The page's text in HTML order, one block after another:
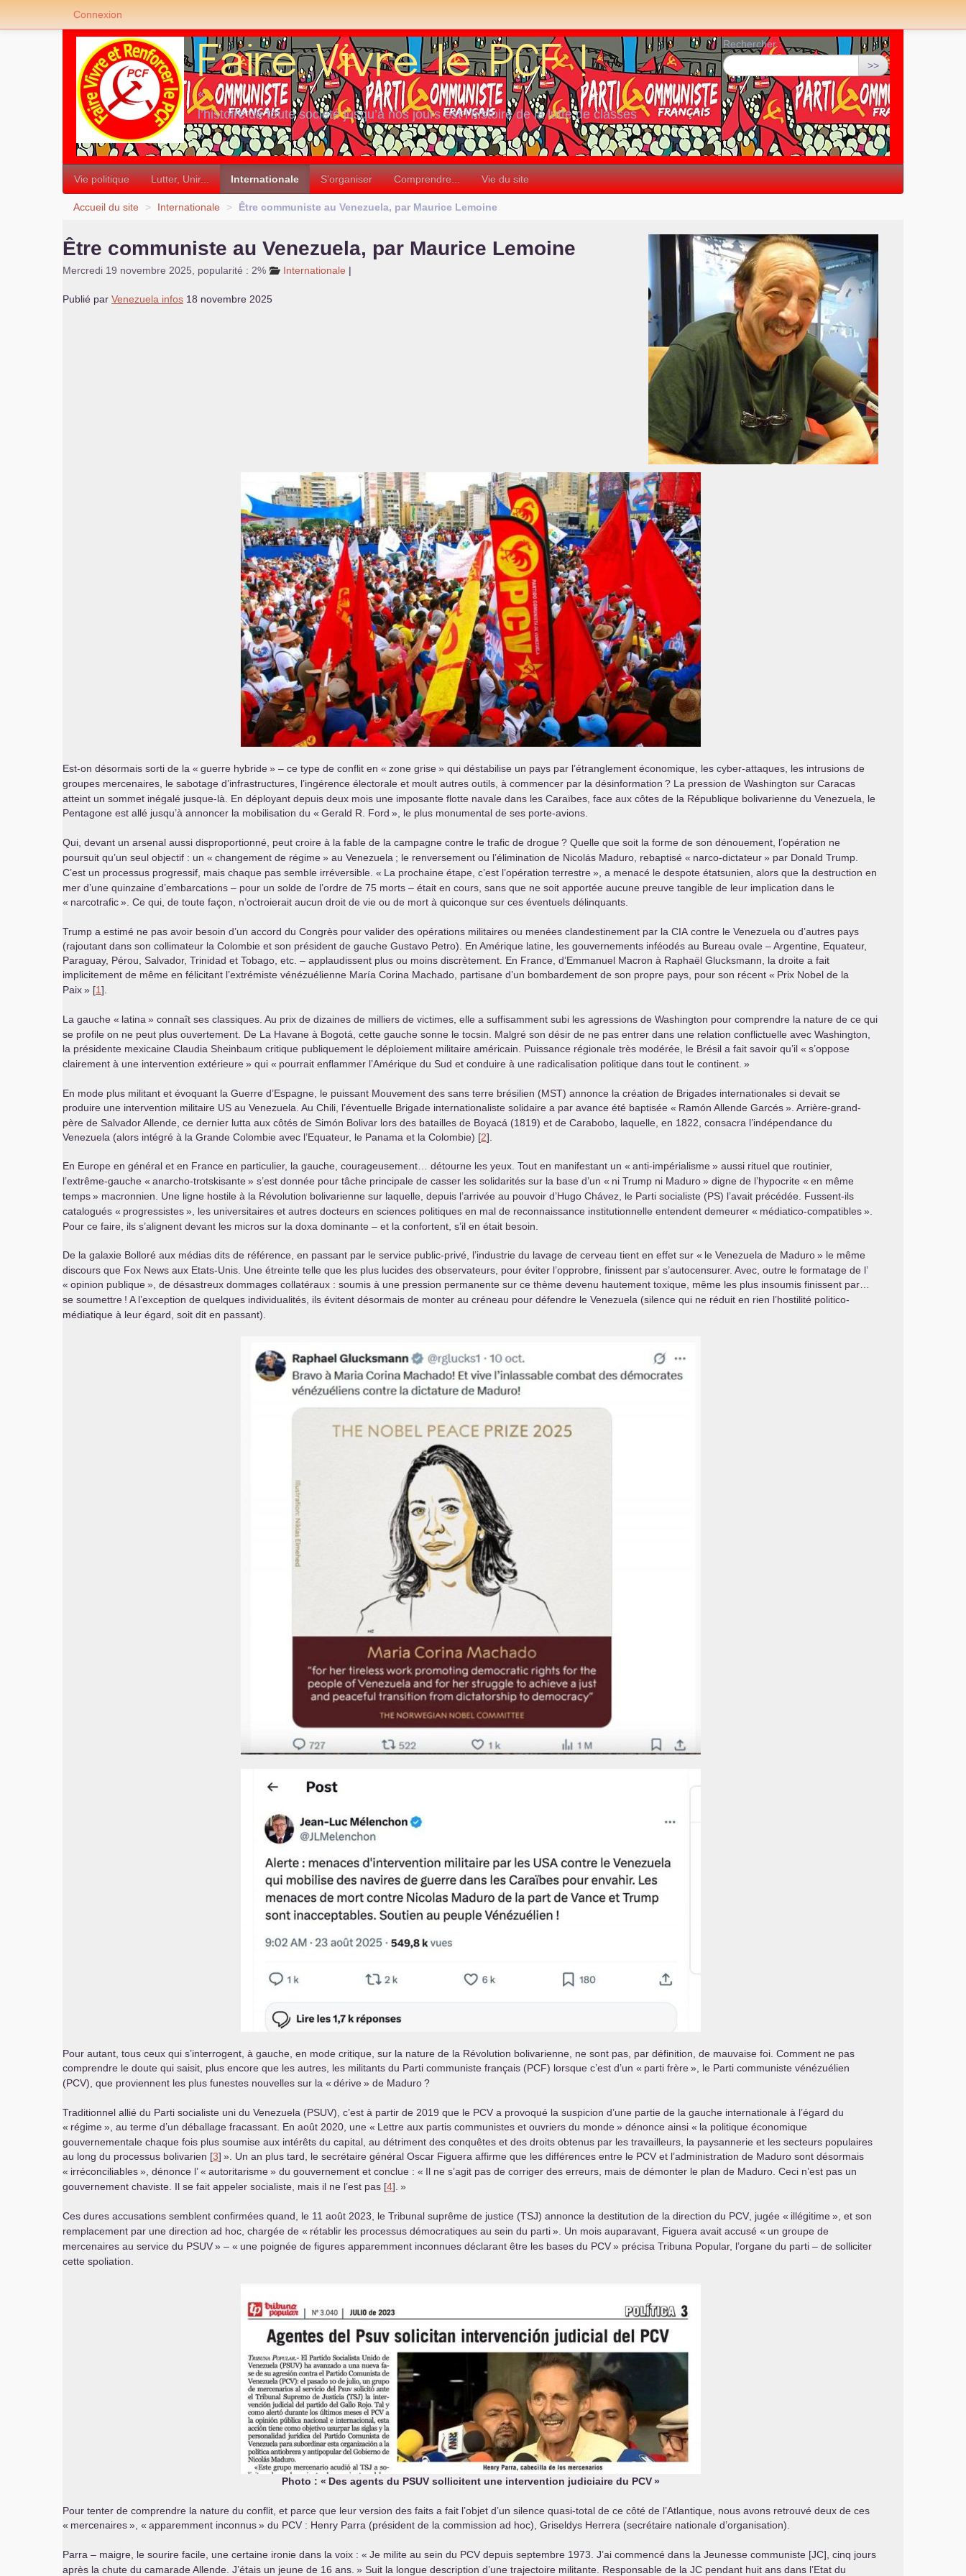
«
l’histoire de toute société jusqu’à nos jours est l’histoire de la lutte de classes
»
Rechercher :
>>
Vie politique Lutter, Unir... Internationale S’organiser Comprendre... Vie du site
Accueil du site > Internationale > Être communiste au Venezuela, par Maurice Lemoine
Être communiste au Venezuela, par Maurice Lemoine
Mercredi 19 novembre 2025 popularité : 2% Internationale |
Publié par Venezuela infos 18 novembre 2025
Est-on désormais sorti de la « guerre hybride» – ce type de conflit en « zone grise» qui déstabilise un pays par l’étranglement économique, les cyber-attaques, les intrusions de
groupes mercenaires, le sabotage d’infrastructures, l’ingérence électorale et moult autres outils, à commencer par la désinformation ? La pression de Washington sur Caracas
atteint un sommet inégalé jusque-là. En déployant depuis deux mois une imposante flotte navale dans les Caraïbes, face aux côtes de la République bolivarienne du Venezuela, le
Pentagone est allé jusqu’à annoncer la mobilisation du « Gerald R. Ford », le plus monumental de ses porte-avions.
Qui, devant un arsenal aussi disproportionné, peut croire à la fable de la campagne contre le trafic de drogue? Quelle que soit la forme de son dénouement, l’opération ne
poursuit qu’un seul objectif : un « changement de régime» au Venezuela ; le renversement ou l’élimination de Nicolás Maduro, rebaptisé « narco-dictateur» par Donald Trump.
C’est un processus progressif, mais chaque pas semble irréversible. « La prochaine étape, c’est l’opération terrestre», a menacé le despote étatsunien, alors que la destruction en
mer d’une quinzaine d’embarcations – pour un solde de l’ordre de 75 morts – était en cours, sans que ne soit apportée aucune preuve tangible de leur implication dans le
« narcotrafic». Ce qui, de toute façon, n’octroierait aucun droit de vie ou de mort à quiconque sur ces éventuels délinquants.
Trump a estimé ne pas avoir besoin d’un accord du Congrès pour valider des opérations militaires ou menées clandestinement par la CIA contre le Venezuela ou d’autres pays
(rajoutant dans son collimateur la Colombie et son président de gauche Gustavo Petro). En Amérique latine, les gouvernements inféodés au Bureau ovale – Argentine, Equateur,
Paraguay, Pérou, Salvador, Trinidad et Tobago, etc. – applaudissent plus ou moins discrètement. En France, d’Emmanuel Macron à Raphaël Glucksmann, la droite a fait
implicitement de même en félicitant l’extrémiste vénézuélienne María Corina Machado, partisane d’un bombardement de son propre pays, pour son récent « Prix Nobel de la
Paix» [1].
La gauche « latina » connaît ses classiques. Au prix de dizaines de milliers de victimes, elle a suffisamment subi les agressions de Washington pour comprendre la nature de ce qui
se profile on ne peut plus ouvertement. De La Havane à Bogotá, cette gauche sonne le tocsin. Malgré son désir de ne pas entrer dans une relation conflictuelle avec Washington,
la présidente mexicaine Claudia Sheinbaum critique publiquement le déploiement militaire américain. Puissance régionale très modérée, le Brésil a fait savoir qu’il « s’oppose
clairement à une intervention extérieure» qui « pourrait enflammer l’Amérique du Sud et conduire à une radicalisation politique dans tout le continent. »
En mode plus militant et évoquant la Guerre d’Espagne, le puissant Mouvement des sans terre brésilien (MST) annonce la création de Brigades internationales si devait se
produire une intervention militaire US au Venezuela. Au Chili, l’éventuelle Brigade internationaliste solidaire a par avance été baptisée « Ramón Allende Garcés». Arrière-grand-
père de Salvador Allende, ce dernier lutta aux côtés de Simón Bolivar lors des batailles de Boyacá (1819) et de Carabobo, laquelle, en 1822, consacra l’indépendance du
Venezuela (alors intégré à la Grande Colombie avec l’Equateur, le Panama et la Colombie) [2].
En Europe en général et en France en particulier, la gauche, courageusement… détourne les yeux. Tout en manifestant un « anti-impérialisme» aussi rituel que routinier,
l’extrême-gauche « anarcho-trotskisante» s’est donnée pour tâche principale de casser les solidarités sur la base d’un « ni Trump ni Maduro» digne de l’hypocrite « en même
temps» macronnien. Une ligne hostile à la Révolution bolivarienne sur laquelle, depuis l’arrivée au pouvoir d’Hugo Chávez, le Parti socialiste (PS) l’avait précédée. Fussent-ils
catalogués « progressistes», les universitaires et autres docteurs en sciences politiques en mal de reconnaissance institutionnelle entendent demeurer « médiatico-compatibles».
Pour ce faire, ils s’alignent devant les micros sur la doxa dominante – et la confortent, s’il en était besoin.
De la galaxie Bolloré aux médias dits de référence, en passant par le service public-privé, l’industrie du lavage de cerveau tient en effet sur « le Venezuela de Maduro» le même
discours que Fox News aux Etats-Unis. Une étreinte telle que les plus lucides des observateurs, pour éviter l’opprobre, finissent par s’autocensurer. Avec, outre le formatage de l’
« opinion publique», de désastreux dommages collatéraux : soumis à une pression permanente sur ce thème devenu hautement toxique, même les plus insoumis finissent par…
se soumettre ! A l’exception de quelques individualités, ils évitent désormais de monter au créneau pour défendre le Venezuela (silence qui ne réduit en rien l’hostilité politico-
médiatique à leur égard, soit dit en passant).
Pour autant, tous ceux qui s’interrogent, à gauche, en mode critique, sur la nature de la Révolution bolivarienne, ne sont pas, par définition, de mauvaise foi. Comment ne pas
comprendre le doute qui saisit, plus encore que les autres, les militants du Parti communiste français (PCF) lorsque c’est d’un « parti frère», le Parti communiste vénézuélien
(PCV), que proviennent les plus funestes nouvelles sur la « dérive» de Maduro?
Traditionnel allié du Parti socialiste uni du Venezuela (PSUV), c’est à partir de 2019 que le PCV a provoqué la suspicion d’une partie de la gauche internationale à l’égard du
« régime», au terme d’un déballage fracassant. En août 2020, une « Lettre aux partis communistes et ouvriers du monde» dénonce ainsi « la politique économique
gouvernementale chaque fois plus soumise aux intérêts du capital, au détriment des conquêtes et des droits obtenus par les travailleurs, la paysannerie et les secteurs populaires
au long du processus bolivarien [3] ». Un an plus tard, le secrétaire général Oscar Figuera affirme que les différences entre le PCV et l’administration de Maduro sont désormais
« irréconciliables», dénonce l’ « autoritarisme» du gouvernement et conclue : « Il ne s’agit pas de corriger des erreurs, mais de démonter le plan de Maduro. Ceci n’est pas un
gouvernement chaviste. Il se fait appeler socialiste, mais il ne l’est pas [4]. »
Ces dures accusations semblent confirmées quand, le 11 août 2023, le Tribunal suprême de justice (TSJ) annonce la destitution de la direction du PCV , jugée « illégitime», et son
remplacement par une direction ad hoc, chargée de « rétablir les processus démocratiques au sein du parti». Un mois auparavant, Figuera avait accusé « un groupe de
mercenaires au service du PSUV» – « une poignée de figures apparemment inconnues déclarant être les bases du PCV» précisa Tribuna Popular, l’organe du parti – de solliciter
cette spoliation.
Photo : « Des agents du PSUVsollicitent une intervention judiciaire du PCV »
Pour tenter de comprendre la nature du conflit, et parce que leur version des faits a fait l’objet d’un silence quasi-total de ce côté de l’Atlantique, nous avons retrouvé deux de ces
« mercenaires», « apparemment inconnus» du PCV : Henry Parra (président de la commission ad hoc), Griseldys Herrera (secrétaire nationale d’organisation).
Parra – maigre, le sourire facile, une certaine ironie dans la voix : « Je milite au sein du PCV depuis septembre 1973. J’ai commencé dans la Jeunesse communiste [JC], cinq jours
après la chute du camarade Allende. J’étais un jeune de 16 ans. » Suit la longue description d’une trajectoire militante. Responsable de la JC pendant huit ans dans l’Etat du
Connexion